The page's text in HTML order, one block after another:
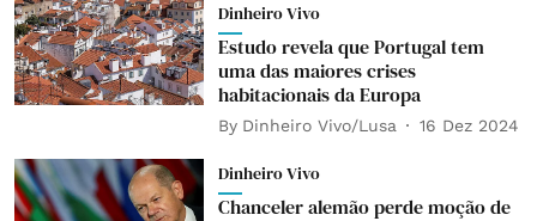
Dinheiro Vivo
Estudo revela que Portugal tem
uma das maiores crises
habitacionais da Europa
By Dinheiro Vivo/Lusa 16 Dez 2024
Dinheiro Vivo
Chanceler alemão perde moção de